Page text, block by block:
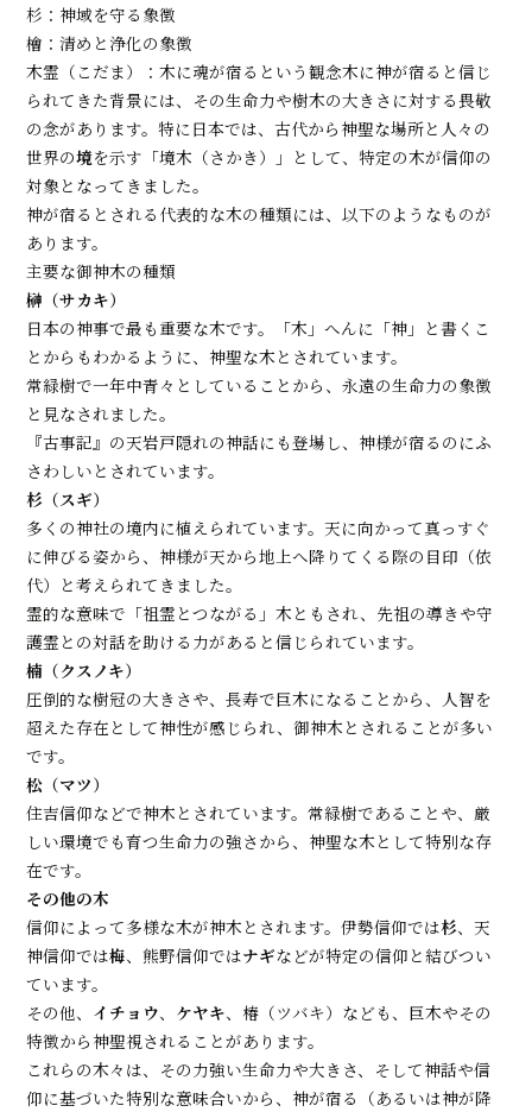
杉：神域を守る象徴
檜：清めと浄化の象徴
木霊（こだま）：木に魂が宿るという観念木に神が宿ると信じ
られてきた背景には、その生命力や樹木の大きさに対する畏敬
の念があります。特に日本では、古代から神聖な場所と人々の
世界の境を示す「境木（さかき）」として、特定の木が信仰の
対象となってきました。
神が宿るとされる代表的な木の種類には、以下のようなものが
あります。
主要な御神木の種類
榊（サカキ）
日本の神事で最も重要な木です。「木」へんに「神」と書くこ
とからもわかるように、神聖な木とされています。
常緑樹で一年中青々としていることから、永遠の生命力の象徴
と見なされました。
『古事記』の天岩戸隠れの神話にも登場し、神様が宿るのにふ
さわしいとされています。
杉（スギ）
多くの神社の境内に植えられています。天に向かって真っすぐ
に伸びる姿から、神様が天から地上へ降りてくる際の目印（依
代）と考えられてきました。
霊的な意味で「祖霊とつながる」木ともされ、先祖の導きや守
護霊との対話を助ける力があると信じられています。
楠（クスノキ）
圧倒的な樹冠の大きさや、長寿で巨木になることから、人智を
超えた存在として神性が感じられ、御神木とされることが多い
です。
松（マツ）
住吉信仰などで神木とされています。常緑樹であることや、厳
しい環境でも育つ生命力の強さから、神聖な木として特別な存
在です。
その他の木
信仰によって多様な木が神木とされます。伊勢信仰では杉、天
神信仰では梅、熊野信仰ではナギなどが特定の信仰と結びつい
ています。
その他、 イチョウ、 ケヤキ、椿（ツバキ）なども、巨木やその
特徴から神聖視されることがあります。
これらの木々は、その力強い生命力や大きさ、そして神話や信
仰に基づいた特別な意味合いから、神が宿る（あるいは神が降